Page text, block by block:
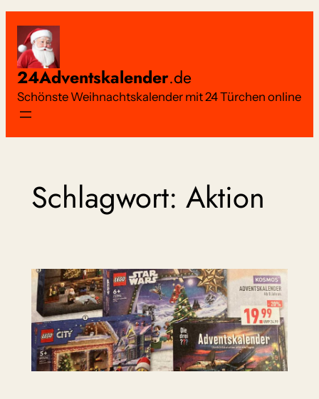
Inhalt
springen
24Adventskalender.de
Schönste Weihnachtskalender mit 24 Türchen online
Schlagwort: Aktion